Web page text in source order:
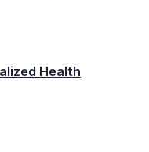
Health